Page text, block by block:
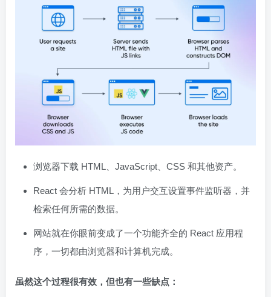
浏览器下载 HTML、JavaScript、CSS 和其他资产。
React 会分析 HTML，为用户交互设置事件监听器，并
检索任何所需的数据。
网站就在你眼前变成了一个功能齐全的 React 应用程
序，一切都由浏览器和计算机完成。
虽然这个过程很有效，但也有一些缺点：